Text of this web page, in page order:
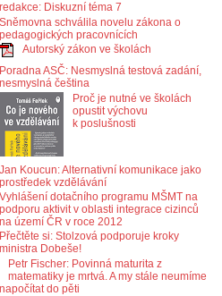
redakce: Diskuzní téma 7
Sněmovna schválila novelu zákona o
pedagogických pracovnících
Autorský zákon ve školách
Poradna ASČ: Nesmyslná testová zadání,
nesmyslná čeština
Proč je nutné ve školách
opustit výchovu
k poslušnosti
Jan Koucun: Alternativní komunikace jako
prostředek vzdělávání
Vyhlášení dotačního programu MŠMT na
podporu aktivit v oblasti integrace cizinců
na území ČR v roce 2012
Přečtěte si: Stolzová podporuje kroky
ministra Dobeše!
Petr Fischer: Povinná maturita z
matematiky je mrtvá. A my stále neumíme
napočítat do pěti